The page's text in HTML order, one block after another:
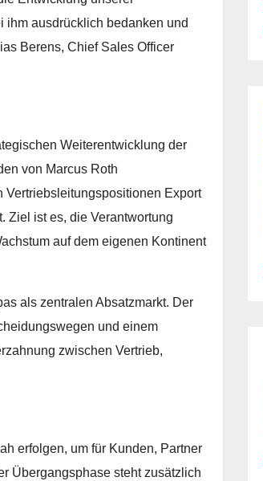
ihm ausdrücklich bedanken und
Berens, Chief Sales Officer
Weiterentwicklung der
von Marcus Roth
Vertriebsleitungspositionen Export
Ziel ist es, die Verantwortung
auf dem eigenen Kontinent
als zentralen Absatzmarkt. Der
und einem
zwischen Vertrieb,
erfolgen, um für Kunden, Partner
Übergangsphase steht zusätzlich